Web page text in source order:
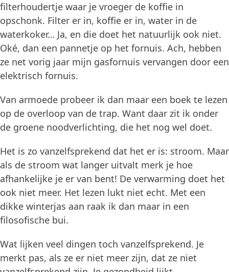
filterhoudertje waar je vroeger de koffie in
opschonk. Filter er in, koffie er in, water in de
waterkoker… Ja, en die doet het natuurlijk ook niet.
Oké, dan een pannetje op het fornuis. Ach, hebben
ze net vorig jaar mijn gasfornuis vervangen door een
elektrisch fornuis.
Van armoede probeer ik dan maar een boek te lezen
op de overloop van de trap. Want daar zit ik onder
de groene noodverlichting, die het nog wel doet.
Het is zo vanzelfsprekend dat het er is: stroom. Maar
als de stroom wat langer uitvalt merk je hoe
afhankelijke je er van bent! De verwarming doet het
ook niet meer. Het lezen lukt niet echt. Met een
dikke winterjas aan raak ik dan maar in een
filosofische bui.
Wat lijken veel dingen toch vanzelfsprekend. Je
merkt pas, als ze er niet meer zijn, dat ze niet